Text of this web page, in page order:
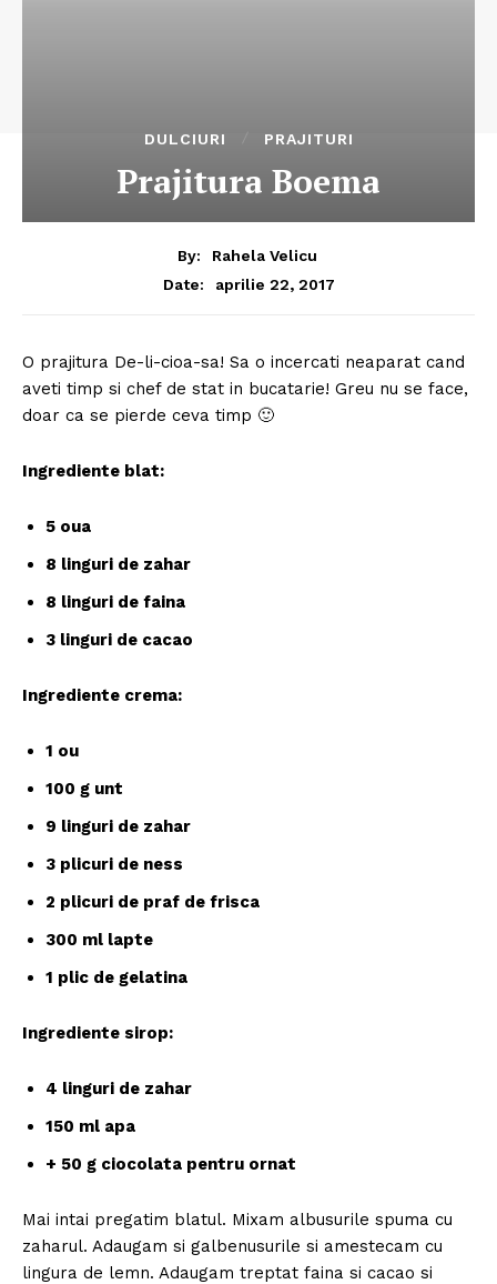
DULCIURI PRAJITURI
Prajitura Boema
By:
Rahela Velicu
Date:
aprilie 22, 2017
O prajitura De-li-cioa-sa! Sa o incercati neaparat cand
aveti timp si chef de stat in bucatarie! Greu nu se face,
doar ca se pierde ceva timp 🙂
Ingrediente blat:
5 oua
8 linguri de zahar
8 linguri de faina
3 linguri de cacao
Ingrediente crema:
1 ou
100 g unt
9 linguri de zahar
3 plicuri de ness
2 plicuri de praf de frisca
300 ml lapte
1 plic de gelatina
Ingrediente sirop:
4 linguri de zahar
150 ml apa
+ 50 g ciocolata pentru ornat
Mai intai pregatim blatul. Mixam albusurile spuma cu
zaharul. Adaugam si galbenusurile si amestecam cu
lingura de lemn. Adaugam treptat faina si cacao si